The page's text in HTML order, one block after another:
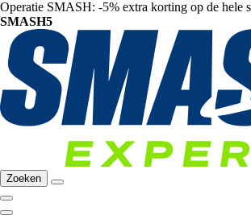
Operatie SMASH: -5% extra korting op de hele
SMASH5
Zoeken